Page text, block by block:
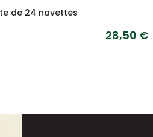
de 24 navettes
28,50 €